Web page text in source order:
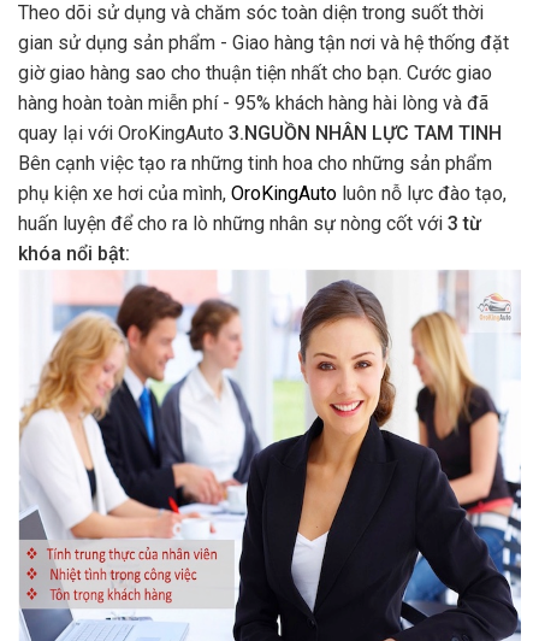
Theo dõi sử dụng và chăm sóc toàn diện trong suốt thời
gian sử dụng sản phẩm - Giao hàng tận nơi và hệ thống đặt
giờ giao hàng sao cho thuận tiện nhất cho bạn. Cước giao
hàng hoàn toàn miễn phí - 95% khách hàng hài lòng và đã
quay lại với OroKingAuto 3.NGUỒN NHÂN LỰC TAM TINH
Bên cạnh việc tạo ra những tinh hoa cho những sản phẩm
phụ kiện xe hơi của mình, OroKingAuto luôn nỗ lực đào tạo,
huấn luyện để cho ra lò những nhân sự nòng cốt với 3 từ
khóa nổi bật: